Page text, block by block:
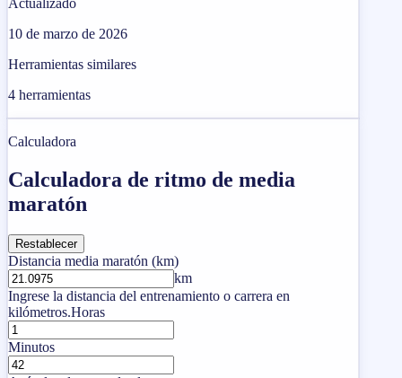
10 de marzo de 2026
Herramientas similares
4 herramientas
Calculadora
Calculadora de ritmo de media
maratón
Restablecer
Distancia media maratón (km)
km
Ingrese la distancia del entrenamiento o carrera en
kilómetros.Horas
Minutos